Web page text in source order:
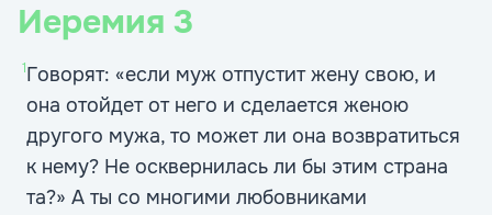
Иеремия 3
1Говорят: «если муж отпустит жену свою, и
она отойдет от него и сделается женою
другого мужа, то может ли она возвратиться
к нему? Не осквернилась ли бы этим страна
та?» А ты со многими любовниками